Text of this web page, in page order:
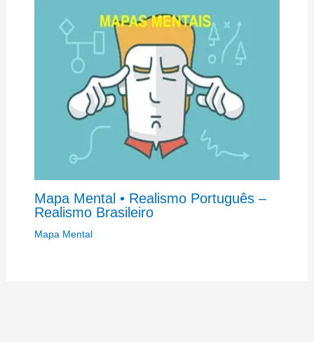
Mapa Mental • Realismo Português –
Realismo Brasileiro
Mapa Mental